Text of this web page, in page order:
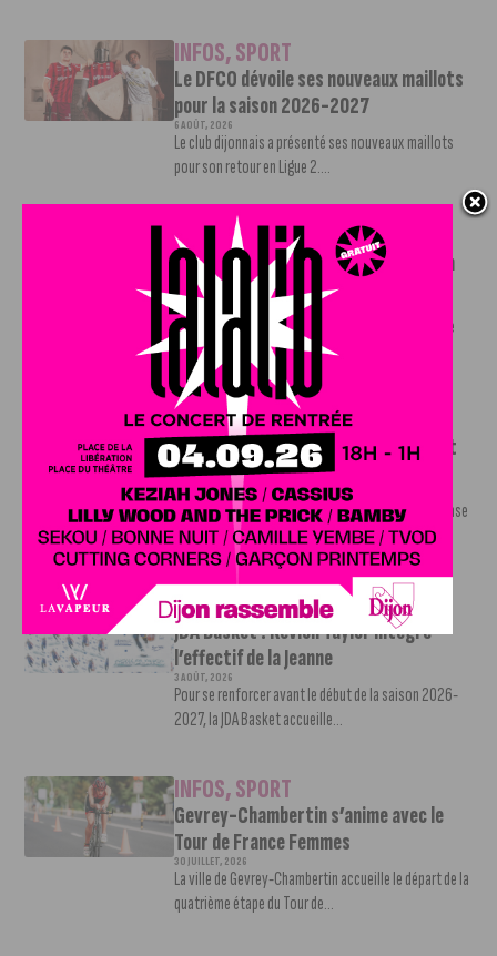
INFOS,SPORT
Le DFCO dévoile ses nouveaux maillots
pour la saison 2026-2027
6 AOÛT, 2026
Le club dijonnais a présenté ses nouveaux maillots
pour son retour en Ligue 2....
INFOS ,SPORT
Faire le tour de la Côte-d’Or à vélo en
trois jours : le défi de Victor Bosoni
5 AOÛT, 2026
Le challenge que s’apprête à relever l’ultra-cycliste
Victor Bosoni est simple : parcourir 571...
INFOS,SPORT
DFCO : une préparation sereine avant
le grand retour en Ligue 2
3 AOÛT, 2026
Contre l’AS Nancy Lorraine, le DFCO a achevé sa phase
de préparation par un...
INFOS,SPORT
JDA Basket : Kevion Taylor intègre
l’effectif de la Jeanne
3 AOÛT, 2026
Pour se renforcer avant le début de la saison 2026-
2027, la JDA Basket accueille...
INFOS,SPORT
Gevrey-Chambertin s’anime avec le
Tour de France Femmes
30 JUILLET, 2026
La ville de Gevrey-Chambertin accueille le départ de la
quatrième étape du Tour de...